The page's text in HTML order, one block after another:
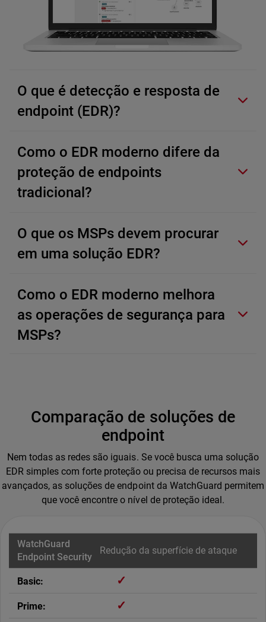
O que é detecção e resposta de
endpoint (EDR)?
Como o EDR moderno difere da
proteção de endpoints
tradicional?
O que os MSPs devem procurar
em uma solução EDR?
Como o EDR moderno melhora
as operações de segurança para
MSPs?
Comparação de soluções de
endpoint
Nem todas as redes são iguais. Se você busca uma solução
EDR simples com forte proteção ou precisa de recursos mais
avançados, as soluções de endpoint da WatchGuard permitem
que você encontre o nível de proteção ideal.
Redução da superfície de ataque
✓
✓